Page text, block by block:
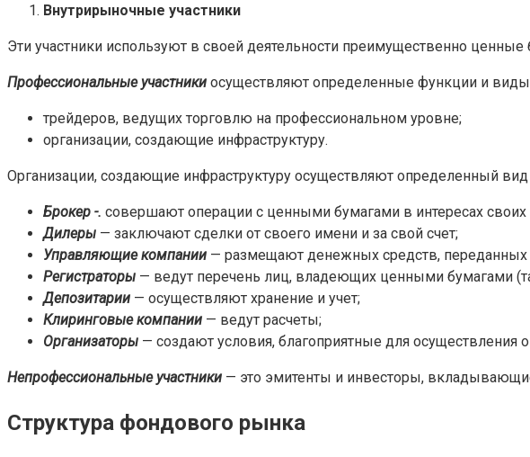
Внутрирыночные участники
Эти участники используют в своей деятельности преимущественно
Профессиональные участники осуществляют определенные функции и
трейдеров, ведущих торговлю на профессиональном уровне;
организации, создающие инфраструктуру.
Организации, создающие инфраструктуру осуществляют определенный вид
Брокер -. совершают операции с ценными бумагами в интересах своих
Дилеры — заключают сделки от своего имени и за свой счет;
Управляющие компании — размещают денежных средств, переданных
Регистраторы — ведут перечень лиц, владеющих ценными бумагами
Депозитарии — осуществляют хранение и учет;
Клиринговые компании — ведут расчеты;
Организаторы — создают условия, благоприятные для осуществления
Непрофессиональные участники — это эмитенты и инвесторы,
Структура фондового рынка